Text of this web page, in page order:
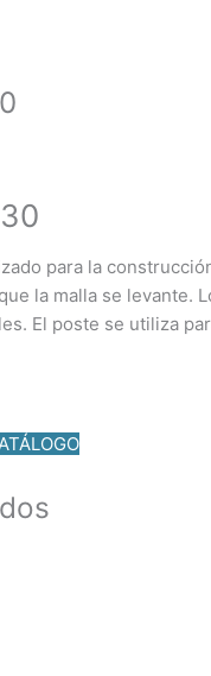
para la
la malla se levante.
El poste se utiliza